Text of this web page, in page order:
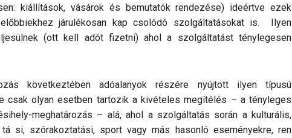
kiállítások, vásárok és bemutatók rendezése) ideértve ezek
járulékosan kap csolódó szolgáltatásokat is. Ilyen
(ott kell adót fizetni) ahol a szolgáltatást ténylegesen
következtében adóalanyok részére nyújtott ilyen típusú
csak olyan esetben tartozik a kivételes megítélés – a tényleges
meghatározás – alá, ahol a szolgáltatás során a kulturális,
si, szórakoztatási, sport vagy más hasonló eseményekre, ren